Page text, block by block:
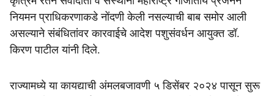
नियमन प्राधिकरणाकडे नोंदणी केली नसल्याची बाब समोर आली
असल्याने संबंधितांवर कारवाईचे आदेश पशुसंवर्धन आयुक्त डॉ.
किरण पाटील यांनी दिले.
राज्यामध्ये या कायद्याची अंमलबजावणी ५ डिसेंबर २०२४ पासून सुरू